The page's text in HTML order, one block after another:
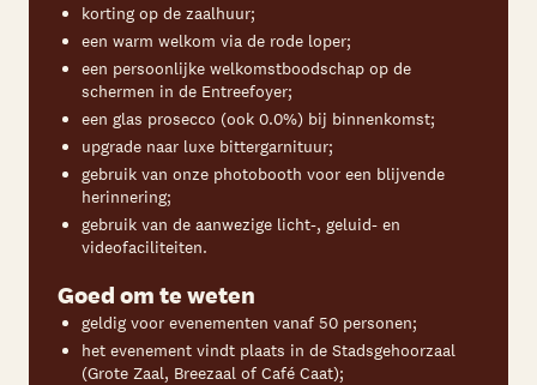
korting op de zaalhuur;
een warm welkom via de rode loper;
een persoonlijke welkomstboodschap op de
schermen in de Entreefoyer;
een glas prosecco (ook 0.0%) bij binnenkomst;
upgrade naar luxe bittergarnituur;
gebruik van onze photobooth voor een blijvende
herinnering;
gebruik van de aanwezige licht-, geluid- en
videofaciliteiten.
Goed om te weten
geldig voor evenementen vanaf 50 personen;
het evenement vindt plaats in de Stadsgehoorzaal
(Grote Zaal, Breezaal of Café Caat);